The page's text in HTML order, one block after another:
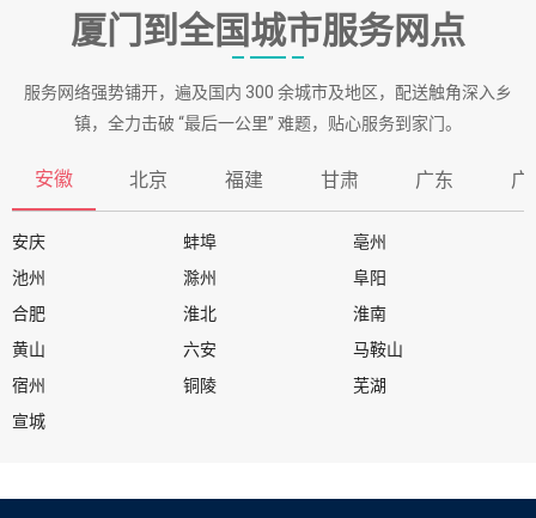
厦门到全国城市服务网点
服务网络强势铺开，遍及国内 300 余城市及地区，配送触角深入乡
镇，全力击破 “最后一公里” 难题，贴心服务到家门。
安徽 北京 福建 甘肃 广东 广
安庆 蚌埠
亳州
池州
滁州
阜阳
合肥
淮北
淮南
黄山
六安
马鞍山
宿州
铜陵
芜湖
宣城